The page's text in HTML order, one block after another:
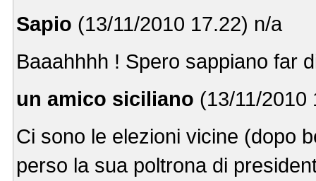
Sapio (13/11/2010 17.22) n/a
Baaahhhh ! Spero sappiano far
un amico siciliano (13/11/2010
Ci sono le elezioni vicine (dopo
perso la sua poltrona di